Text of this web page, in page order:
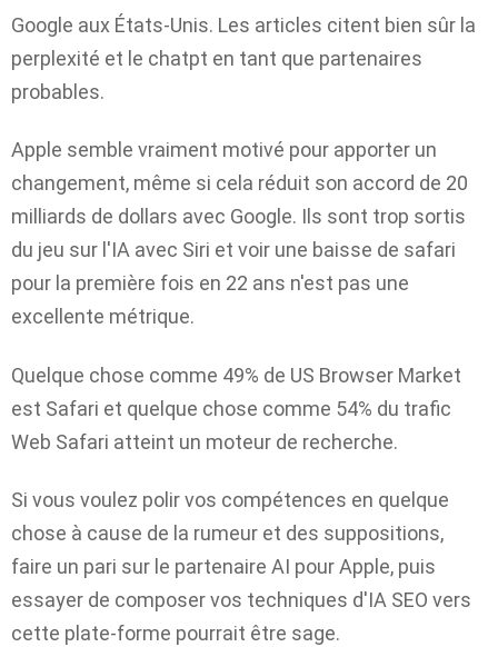
Google aux États-Unis. Les articles citent bien sûr la
perplexité et le chatpt en tant que partenaires
probables.
Apple semble vraiment motivé pour apporter un
changement, même si cela réduit son accord de 20
milliards de dollars avec Google. Ils sont trop sortis
du jeu sur l'IA avec Siri et voir une baisse de safari
pour la première fois en 22 ans n'est pas une
excellente métrique.
Quelque chose comme 49% de US Browser Market
est Safari et quelque chose comme 54% du trafic
Web Safari atteint un moteur de recherche.
Si vous voulez polir vos compétences en quelque
chose à cause de la rumeur et des suppositions,
faire un pari sur le partenaire AI pour Apple, puis
essayer de composer vos techniques d'IA SEO vers
cette plate-forme pourrait être sage.